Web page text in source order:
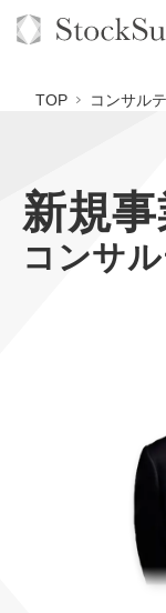
オーダーメイド
TOP
BPO支援
定額制営業代行
定額制採用代行
営業改善特化の
定額LINE運用
格安でAI導入支
拡散付1日密着
1本無料で記事
定額制LP制作
採用YouTubeチ
YouTubeディレ
会社概要・役員紹介
ミッション・ビジ
TOP コンサル
新規
コンサ